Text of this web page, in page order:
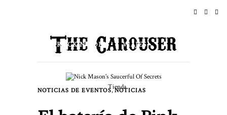
ROCK N ROLL VIAJES
Tienda
NOTICIAS DE EVENTOS,NOTICIAS